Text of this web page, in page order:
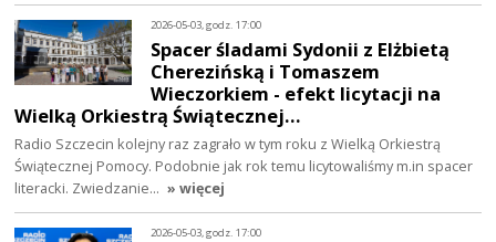
2026-05-03, godz. 17:00
Spacer śladami Sydonii z Elżbietą
Cherezińską i Tomaszem
Wieczorkiem - efekt licytacji na
Wielką Orkiestrą Świątecznej…
Radio Szczecin kolejny raz zagrało w tym roku z Wielką Orkiestrą
Świątecznej Pomocy. Podobnie jak rok temu licytowaliśmy m.in spacer
literacki. Zwiedzanie… » więcej
2026-05-03, godz. 17:00